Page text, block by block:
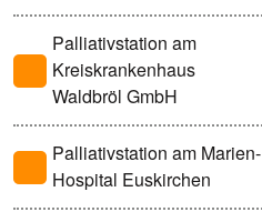
Palliativstation am
Kreiskrankenhaus
Waldbröl GmbH
Palliativstation am Marien-
Hospital Euskirchen